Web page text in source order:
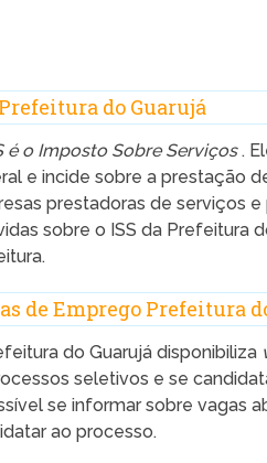
do Guarujá
é o Imposto Sobre Serviços.
e incide sobre a prestação
prestadoras de serviços
sobre o ISS da Prefeitura
de Emprego Prefeitura
do Guarujá disponibiliza
seletivos e se
se informar sobre vagas
ao processo.